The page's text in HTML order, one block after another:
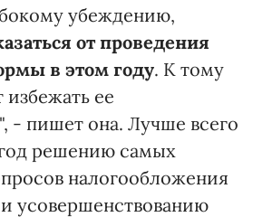
убеждению,
от проведения
в этом году. К тому
ее
- пишет она. Лучше всего
год решению самых
налогообложения
усовершенствованию